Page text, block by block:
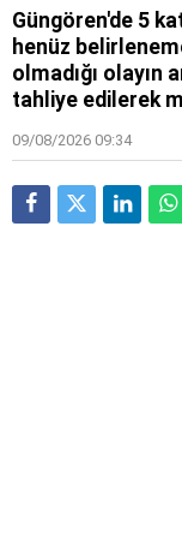
Güngören'de 5
henüz
olmadığı olayın
tahliye edilerek
09/08/2026 09:34